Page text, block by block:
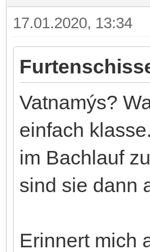
17.01.2020, 13:34
Vatnamýs?
einfach
im Bachlauf
sind sie dann
Erinnert mich